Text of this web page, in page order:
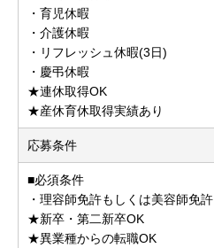
・育児休暇
・介護休暇
・リフレッシュ休暇(3日)
・慶弔休暇
★連休取得OK
★産休育休取得実績あり
応募条件
■必須条件
・理容師免許もしくは美容師免許
★新卒・第二新卒OK
★異業種からの転職OK